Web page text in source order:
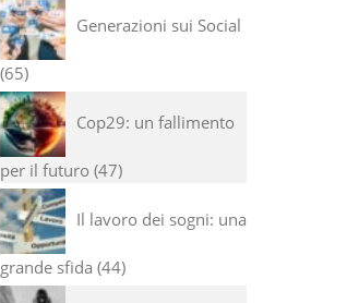
Generazioni sui Social
65
Cop29: un fallimento
per il futuro 47
Il lavoro dei sogni: una
grande sfida 44